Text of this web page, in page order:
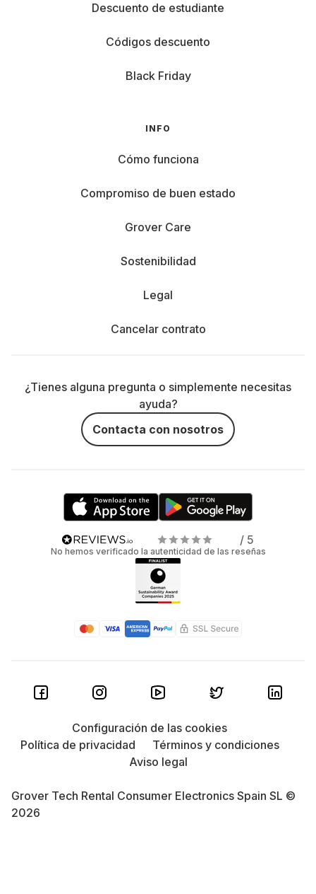
Descuento de estudiante
Códigos descuento
Black Friday
INFO
Cómo funciona
Compromiso de buen estado
Grover Care
Sostenibilidad
Legal
Cancelar contrato
¿Tienes alguna pregunta o simplemente necesitas
ayuda?
Contacta con nosotros
/ 5
No hemos verificado la autenticidad de las reseñas
Grover Tech Rental Consumer Electronics Spain SL ©
2026
Configuración de las cookies
Política de privacidad
Términos y condiciones
Aviso legal